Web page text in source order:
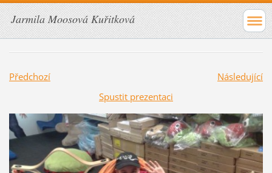
Jarmila Moosová Kuřitková
Předchozí
Následující
Spustit prezentaci